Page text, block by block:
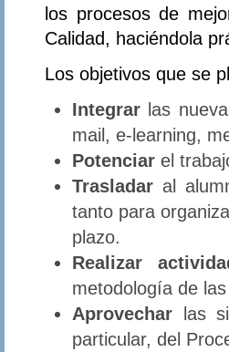
los procesos de
Calidad, haciéndola
Los objetivos que se
Integrarlas
mail, e-learning,
Potenciarel
Trasladaral
tanto para
plazo.
Realizar
metodología de
Aprovecharlas
particular, del